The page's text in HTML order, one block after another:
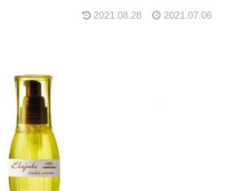
2021.08.28 2021.07.06